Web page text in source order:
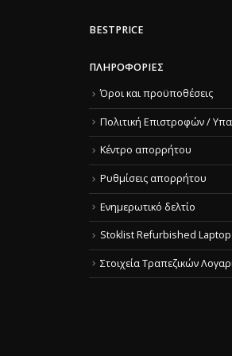
BESTPRICE
ΠΛΗΡΟΦΟΡΊΕΣ
Όροι και προϋποθέσεις
Πολιτική Επιστροφών /
Κέντρο απορρήτου
Ρυθμίσεις απορρήτου
Ενημερωτικό δελτίο
Stoklist Refurbished Laptop
Στοιχεία Τραπεζικών